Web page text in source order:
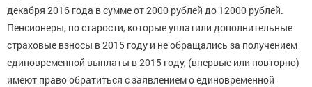
декабря 2016 года в сумме от 2000 рублей до 12000 рублей.
Пенсионеры, по старости, которые уплатили дополнительные
страховые взносы в 2015 году и не обращались за получением
единовременной выплаты в 2015 году, (впервые или повторно)
имеют право обратиться с заявлением о единовременной